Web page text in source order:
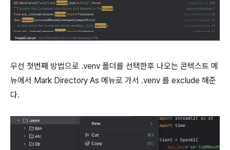
우선 첫번째 방법으로 .venv 폴더를 선택한후 나오는 콘텍스트 메
뉴에서 Mark Directory As 메뉴로 가서 .venv 를 exclude 해준
다.